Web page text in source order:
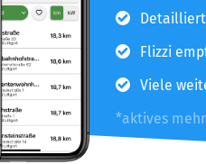
Flizzi
Viele
*aktives